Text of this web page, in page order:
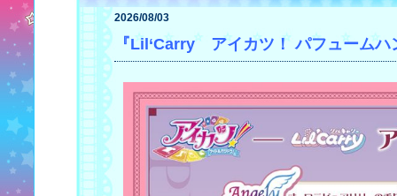
2026/08/03
『Lil‘Carry アイカツ！ パフュームハ